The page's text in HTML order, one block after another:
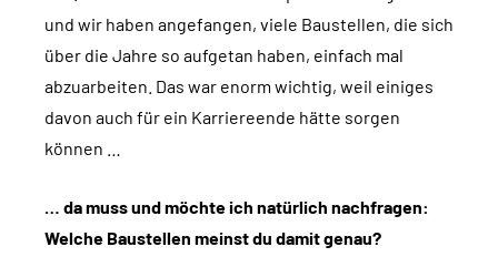
und wir haben angefangen, viele Baustellen, die sich
über die Jahre so aufgetan haben, einfach mal
abzuarbeiten. Das war enorm wichtig, weil einiges
davon auch für ein Karriereende hätte sorgen
können …
… da muss und möchte ich natürlich nachfragen:
Welche Baustellen meinst du damit genau?